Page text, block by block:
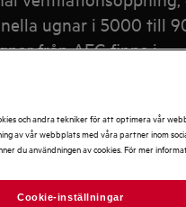
ugnar i 5000 till
från AEG finns i
och
6000
och andra tekniker för att optimera vår
av vår webbplats med våra partner inom
du användningen av cookies. För mer
Cookie-inställningar